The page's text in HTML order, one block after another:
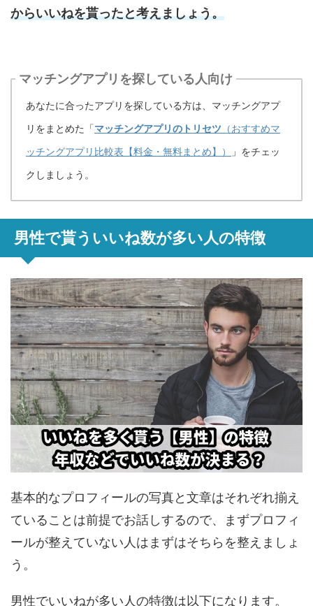
からいいねを貰ったと考えましょう。
マッチングアプリを探している人向け
あなたに合ったアプリを探している方は、マッチングアプ
リをまとめた「マッチングアプリのトリセツ （おすすめマ
ッチングアプリ比較表【料金・無料まとめ】）
」をチェッ
クしましょう。
男性で貰ういいね数が多い人の特徴
基本的なプロフィールの写真と文章はそれぞれ揃え
ていることは前提でお話しするので、まずプロフィ
ールが整えていない人はまずはそちらを整えましょ
う。
男性でいいねが多い人の特徴は以下になります。